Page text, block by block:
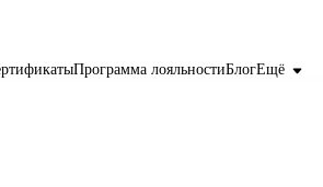
Программа лояльностиБлогЕщё